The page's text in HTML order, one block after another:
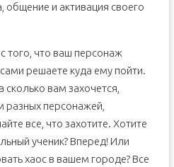
общение и активация своего
того, что ваш персонаж
решаете куда ему пойти.
сколько вам захочется,
персонажей,
все, что захотите. Хотите
ученик? Вперед! Или
хаос в вашем городе? Все